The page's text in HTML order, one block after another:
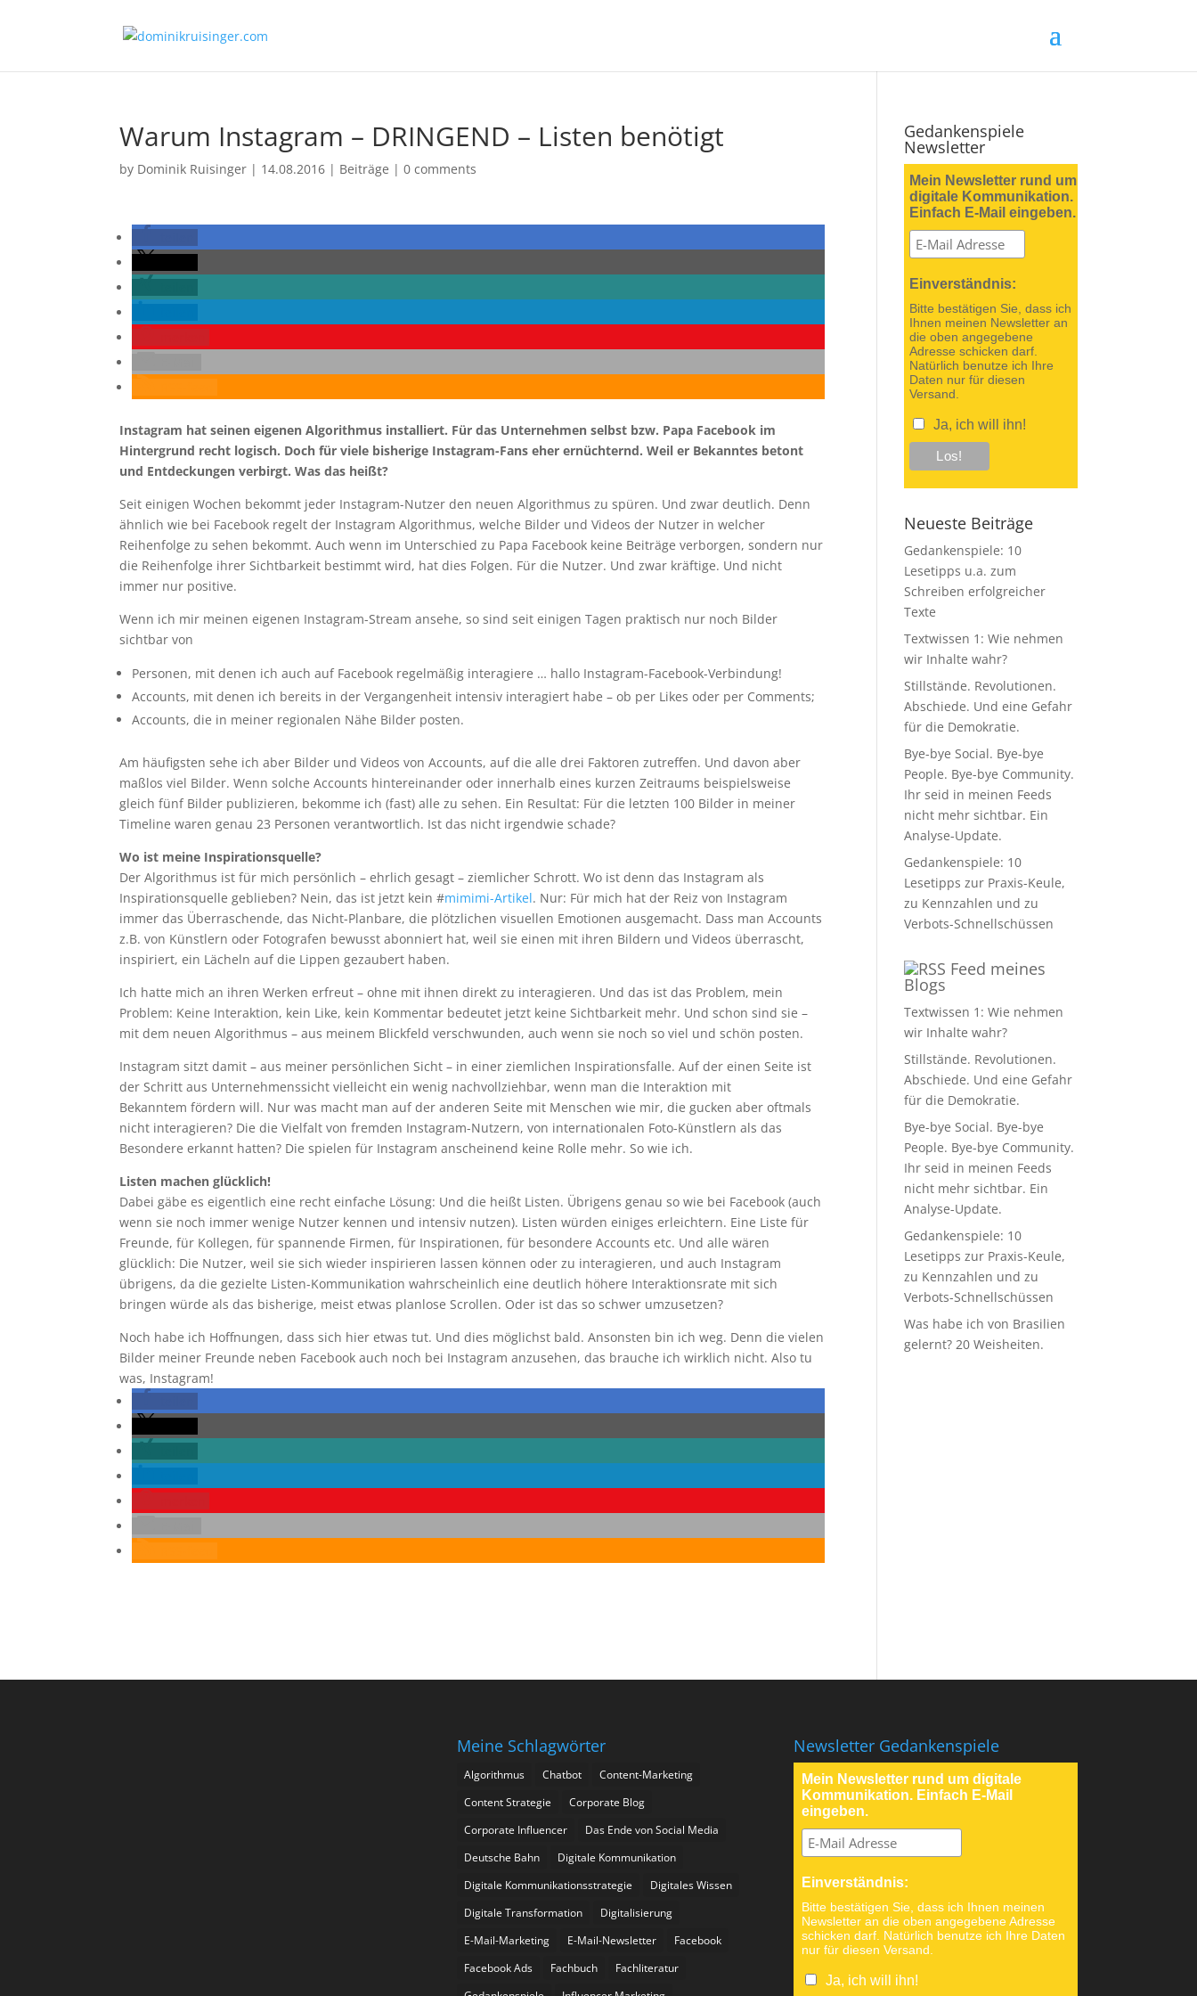
Warum Instagram – DRINGEND – Listen benötigt
by Dominik Ruisinger | 14.08.2016 | Beiträge |0 comments
Instagram hat seinen eigenen Algorithmus installiert. Für das Unternehmen selbst bzw. Papa Facebook im
Hintergrund recht logisch. Doch für viele bisherige Instagram-Fans eher ernüchternd. Weil er Bekanntes betont
und Entdeckungen verbirgt. Was das heißt?
Seit einigen Wochen bekommt jeder Instagram-Nutzer den neuen Algorithmus zu spüren. Und zwar deutlich. Denn
ähnlich wie bei Facebook regelt der Instagram Algorithmus, welche Bilder und Videos der Nutzer in welcher
Reihenfolge zu sehen bekommt. Auch wenn im Unterschied zu Papa Facebook keine Beiträge verborgen, sondern nur
die Reihenfolge ihrer Sichtbarkeit bestimmt wird, hat dies Folgen. Für die Nutzer. Und zwar kräftige. Und nicht
immer nur positive.
Wenn ich mir meinen eigenen Instagram-Stream ansehe, so sind seit einigen Tagen praktisch nur noch Bilder
sichtbar von
Personen, mit denen ich auch auf Facebook regelmäßig interagiere … hallo Instagram-Facebook-Verbindung!
Accounts, mit denen ich bereits in der Vergangenheit intensiv interagiert habe – ob per Likes oder per Comments;
Accounts, die in meiner regionalen Nähe Bilder posten.
Am häufigsten sehe ich aber Bilder und Videos von Accounts, auf die alle drei Faktoren zutreffen. Und davon aber
maßlos viel Bilder. Wenn solche Accounts hintereinander oder innerhalb eines kurzen Zeitraums beispielsweise
gleich fünf Bilder publizieren, bekomme ich (fast) alle zu sehen. Ein Resultat: Für die letzten 100 Bilder in meiner
Timeline waren genau 23 Personen verantwortlich. Ist das nicht irgendwie schade?
Wo ist meine Inspirationsquelle?
Der Algorithmus ist für mich persönlich – ehrlich gesagt – ziemlicher Schrott. Wo ist denn das Instagram als
Inspirationsquelle geblieben? Nein, das ist jetzt kein #mimimi-Artikel. Nur: Für mich hat der Reiz von Instagram
immer das Überraschende, das Nicht-Planbare, die plötzlichen visuellen Emotionen ausgemacht. Dass man Accounts
z.B. von Künstlern oder Fotografen bewusst abonniert hat, weil sie einen mit ihren Bildern und Videos überrascht,
inspiriert, ein Lächeln auf die Lippen gezaubert haben.
Ich hatte mich an ihren Werken erfreut – ohne mit ihnen direkt zu interagieren. Und das ist das Problem, mein
Problem: Keine Interaktion, kein Like, kein Kommentar bedeutet jetzt keine Sichtbarkeit mehr. Und schon sind sie –
mit dem neuen Algorithmus – aus meinem Blickfeld verschwunden, auch wenn sie noch so viel und schön posten.
Instagram sitzt damit – aus meiner persönlichen Sicht – in einer ziemlichen Inspirationsfalle. Auf der einen Seite ist
der Schritt aus Unternehmenssicht vielleicht ein wenig nachvollziehbar, wenn man die Interaktion mit
Bekanntem fördern will. Nur was macht man auf der anderen Seite mit Menschen wie mir, die gucken aber oftmals
nicht interagieren? Die die Vielfalt von fremden Instagram-Nutzern, von internationalen Foto-Künstlern als das
Besondere erkannt hatten? Die spielen für Instagram anscheinend keine Rolle mehr. So wie ich.
Listen machen glücklich!
Dabei gäbe es eigentlich eine recht einfache Lösung: Und die heißt Listen. Übrigens genau so wie bei Facebook (auch
wenn sie noch immer wenige Nutzer kennen und intensiv nutzen). Listen würden einiges erleichtern. Eine Liste für
Freunde, für Kollegen, für spannende Firmen, für Inspirationen, für besondere Accounts etc. Und alle wären
glücklich: Die Nutzer, weil sie sich wieder inspirieren lassen können oder zu interagieren, und auch Instagram
übrigens, da die gezielte Listen-Kommunikation wahrscheinlich eine deutlich höhere Interaktionsrate mit sich
bringen würde als das bisherige, meist etwas planlose Scrollen. Oder ist das so schwer umzusetzen?
Noch habe ich Hoffnungen, dass sich hier etwas tut. Und dies möglichst bald. Ansonsten bin ich weg. Denn die vielen
Bilder meiner Freunde neben Facebook auch noch bei Instagram anzusehen, das brauche ich wirklich nicht. Also tu
was, Instagram!
Gedankenspiele
Newsletter
Mein Newsletter rund um
digitale Kommunikation.
Einfach E-Mail eingeben.
Einverständnis:
Bitte bestätigen Sie, dass ich
Ihnen meinen Newsletter an
die oben angegebene
Adresse schicken darf.
Natürlich benutze ich Ihre
Daten nur für diesen
Versand.
Ja, ich will ihn!
Neueste Beiträge
Gedankenspiele: 10
Lesetipps u.a. zum
Schreiben erfolgreicher
Texte
Textwissen 1: Wie nehmen
wir Inhalte wahr?
Stillstände. Revolutionen.
Abschiede. Und eine Gefahr
für die Demokratie.
Bye-bye Social. Bye-bye
People. Bye-bye Community.
Ihr seid in meinen Feeds
nicht mehr sichtbar. Ein
Analyse-Update.
Gedankenspiele: 10
Lesetipps zur Praxis-Keule,
zu Kennzahlen und zu
Verbots-Schnellschüssen
Feed meines
Blogs
Textwissen 1: Wie nehmen
wir Inhalte wahr?
Stillstände. Revolutionen.
Abschiede. Und eine Gefahr
für die Demokratie.
Bye-bye Social. Bye-bye
People. Bye-bye Community.
Ihr seid in meinen Feeds
nicht mehr sichtbar. Ein
Analyse-Update.
Gedankenspiele: 10
Lesetipps zur Praxis-Keule,
zu Kennzahlen und zu
Verbots-Schnellschüssen
Was habe ich von Brasilien
gelernt? 20 Weisheiten.
Meine Schlagwörter
Algorithmus Chatbot
Content-Marketing
Content Strategie
Corporate Blog
Corporate Influencer
Das Ende von Social Media
Deutsche Bahn
Digitale Kommunikation
Digitale Kommunikationsstrategie
Digitales Wissen
Digitale Transformation
Digitalisierung
E-Mail-Marketing
E-Mail-Newsletter
Facebook
Facebook Ads
Fachbuch
Fachliteratur
Newsletter Gedankenspiele
Mein Newsletter rund um digitale
Kommunikation. Einfach E-Mail
eingeben.
Einverständnis:
Bitte bestätigen Sie, dass ich Ihnen meinen
Newsletter an die oben angegebene Adresse
schicken darf. Natürlich benutze ich Ihre Daten
nur für diesen Versand.
Ja, ich will ihn!